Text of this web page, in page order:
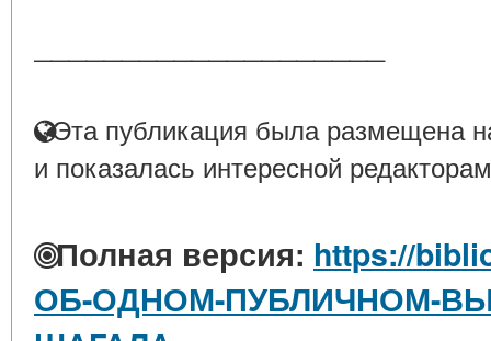
Эта публикация была размещена
и показалась интересной
Полная версия: https://
ОБ-ОДНОМ-ПУБЛИЧНОМ-